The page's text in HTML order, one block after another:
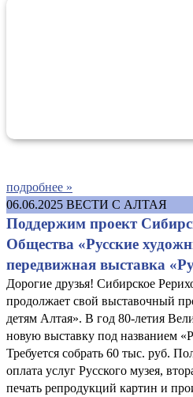
подробнее »
06.06.2025 ВЕСТИ С АЛТАЯ
Поддержим проект
Общества «Русские
передвижная выставка
Дорогие друзья! Сибирское
продолжает свой выставочный
детям Алтая». В год 80-летия
новую выставку под названием
Требуется собрать 60 тыс. руб.
оплата услуг Русского музея,
печать репродукций картин и